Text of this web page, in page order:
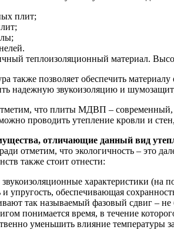
плит;
теплоизоляционный материал.
также позволяет обеспечить
надежную звукоизоляцию и
что плиты МДВП – современный,
проводить утепление кровли и
отличающие данный вид
отметим, что экологичность – это
также стоит отнести:
характеристики (на
и упругость, обеспечивающая
так называемый фазовый сдвиг – не
понимается время, в течение
уменьшить влияние температуры